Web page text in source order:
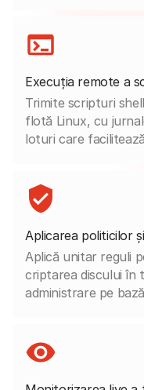
Execuția remote a
Trimite scripturi
flotă Linux, cu
loturi care
Aplicarea politicilor
Aplică unitar reguli
criptarea discului în
administrare pe